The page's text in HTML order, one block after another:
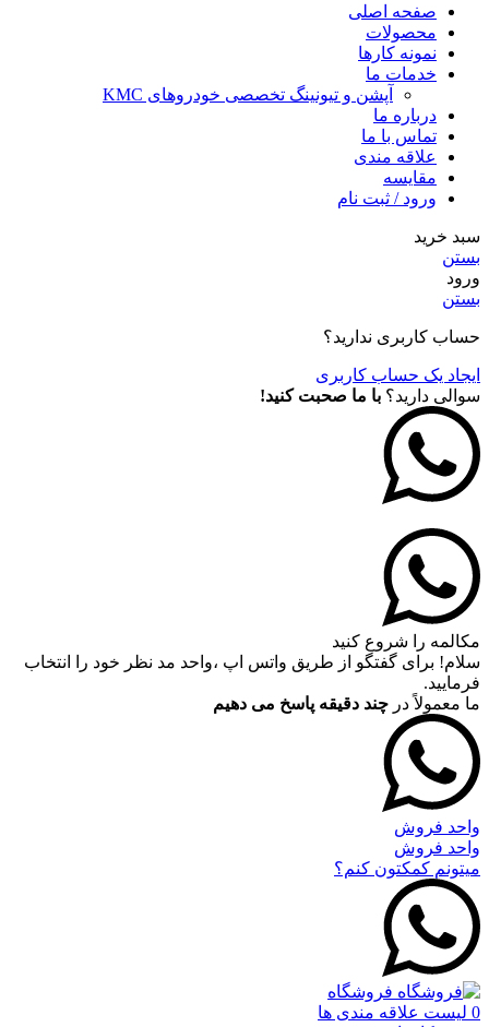
صفحه اصلی
محصولات
نمونه کارها
خدمات ما
آپشن و تیونینگ تخصصی خودروهای KMC
درباره ما
تماس با ما
علاقه مندی
مقايسه
ورود / ثبت نام
سبد خرید
بستن
ورود
بستن
حساب کاربری ندارید؟
ایجاد یک حساب کاربری
سوالی دارید؟ با ما صحبت کنید!
مکالمه را شروع کنید
سلام! برای گفتگو از طریق واتس اپ ،واحد مد نظر خود را انتخاب
فرمایید.
ما معمولاً در چند دقیقه پاسخ می دهیم
واحد فروش
واحد فروش
میتونم کمکتون کنم؟
فروشگاه
0 لیست علاقه مندی ها